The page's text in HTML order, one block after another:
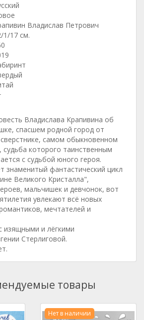
Владислав Петрович
1/17 см.
Владислава Крапивина об
спасшем родной город от
самом обыкновенном
судьба которого таинственным
с судьбой юного героя.
знаменитый фантастический цикл
Великого Кристалла",
мальчишек и девчонок, вот
увлекают всё новых
мечтателей и
изящными и лёгкими
Стерлиговой.
товары
Нет в наличии